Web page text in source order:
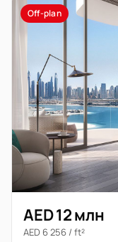
Off-plan
AED 12 млн
AED 6 256 / ft²